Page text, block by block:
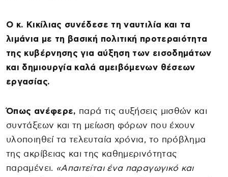
Ο κ. Κικίλιας συνέδεσε τη ναυτιλία και τα
λιμάνια με τη βασική πολιτική προτεραιότητα
της κυβέρνησης για αύξηση των εισοδημάτων
και δημιουργία καλά αμειβόμενων θέσεων
εργασίας.
Όπως ανέφερε, παρά τις αυξήσεις μισθών και
συντάξεων και τη μείωση φόρων που έχουν
υλοποιηθεί τα τελευταία χρόνια, το πρόβλημα
της ακρίβειας και της καθημερινότητας
παραμένει. «Απαιτείται ένα παραγωγικό και